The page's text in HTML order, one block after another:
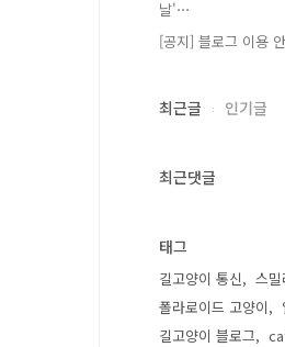
날'⋯
[공지] 블로그 이용
최근글 인기글
최근댓글
태그
길고양이 통신 스
폴라로이드 고양이
길고양이 블로그